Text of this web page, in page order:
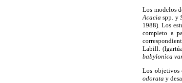
Los modelos
Acacia spp. y
1988). Los
completo a
Labill.
babylonica
Los objetivos
odorata y